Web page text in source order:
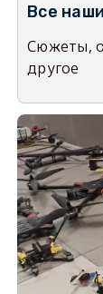
Все
Сюжеты,
другое